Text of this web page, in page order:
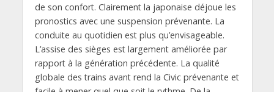
de son confort. Clairement la japonaise déjoue les
pronostics avec une suspension prévenante. La
conduite au quotidien est plus qu’envisageable.
L’assise des sièges est largement améliorée par
rapport à la génération précédente. La qualité
globale des trains avant rend la Civic prévenante et